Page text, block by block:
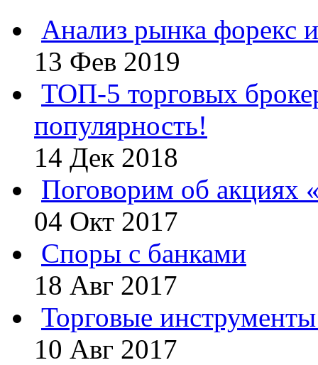
Анализ рынка форекс
13 Фев 2019
ТОП-5 торговых
популярность!
14 Дек 2018
Поговорим об акциях
04 Окт 2017
Споры с банками
18 Авг 2017
Торговые
10 Авг 2017